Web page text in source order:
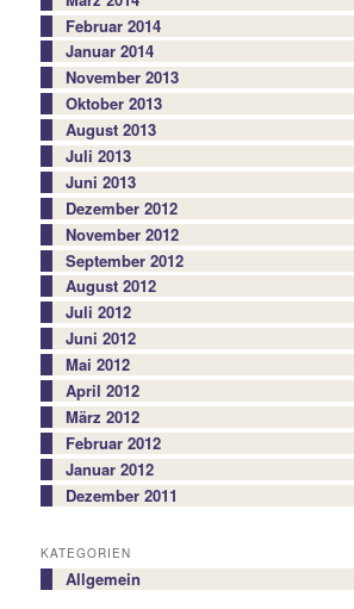
Februar 2014
Januar 2014
November 2013
Oktober 2013
August 2013
Juli 2013
Juni 2013
Dezember 2012
November 2012
September 2012
August 2012
Juli 2012
Juni 2012
Mai 2012
April 2012
März 2012
Februar 2012
Januar 2012
Dezember 2011
KATEGORIEN
Allgemein